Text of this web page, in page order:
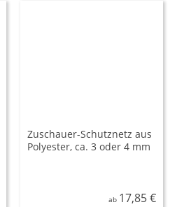
Zuschauer-Schutznetz aus
Polyester, ca. 3 oder 4 mm
ab 17,85 €